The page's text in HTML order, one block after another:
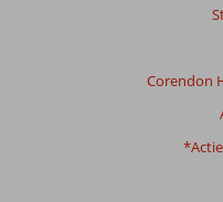
Corendon